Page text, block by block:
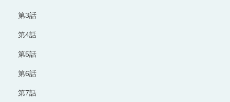
第3話
第4話
第5話
第6話
第7話